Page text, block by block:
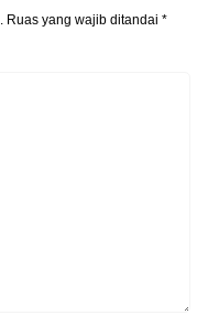
Ruas yang wajib ditandai *